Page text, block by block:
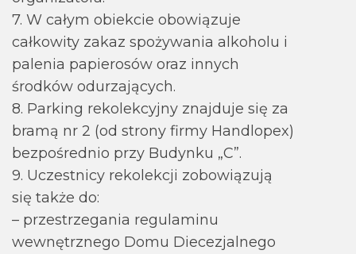
7. W całym obiekcie obowiązuje
całkowity zakaz spożywania alkoholu i
palenia papierosów oraz innych
środków odurzających.
8. Parking rekolekcyjny znajduje się za
bramą nr 2 (od strony firmy Handlopex)
bezpośrednio przy Budynku „C”.
9. Uczestnicy rekolekcji zobowiązują
się także do:
– przestrzegania regulaminu
wewnętrznego Domu Diecezjalnego